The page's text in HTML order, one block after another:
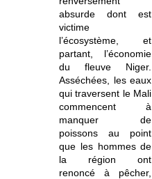
absurde dont est
victime
l’écosystème, et
partant, l’économie
du fleuve Niger.
Asséchées, les eaux
qui traversent le Mali
commencent à
manquer de
poissons au point
que les hommes de
la région ont
renoncé à pêcher,